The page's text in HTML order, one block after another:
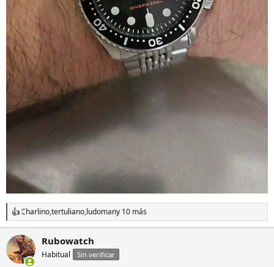
R
e
a
c
c
Charlino,tertuliano,ludomany 10 más
Rubowatch
Habitual Sin verificar